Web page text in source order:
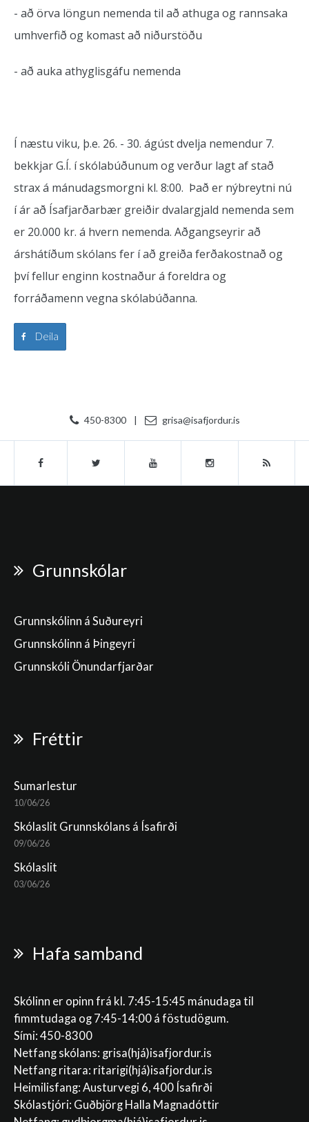
- að örva löngun nemenda til að athuga og rannsaka
umhverfið og komast að niðurstöðu
- að auka athyglisgáfu nemenda
Í næstu viku, þ.e. 26. - 30. ágúst dvelja nemendur 7.
bekkjar G.Í. í skólabúðunum og verður lagt af stað
strax á mánudagsmorgni kl. 8:00. Það er nýbreytni nú
í ár að Ísafjarðarbær greiðir dvalargjald nemenda sem
er 20.000 kr. á hvern nemenda. Aðgangseyrir að
árshátíðum skólans fer í að greiða ferðakostnað og
því fellur enginn kostnaður á foreldra og
forráðamenn vegna skólabúðanna.
Deila
450-8300 | grisa@isafjordur.is
Grunnskólar
Grunnskólinn á Suðureyri
Grunnskólinn á Þingeyri
Grunnskóli Önundarfjarðar
Fréttir
Sumarlestur
10/06/26
Skólaslit Grunnskólans á Ísafirði
09/06/26
Skólaslit
03/06/26
Hafa samband
Skólinn er opinn frá kl. 7:45-15:45 mánudaga til
fimmtudaga og 7:45-14:00 á föstudögum.
Sími: 450-8300
Netfang skólans: grisa(hjá)isafjordur.is
Netfang ritara: ritarigi(hjá)isafjordur.is
Heimilisfang: Austurvegi 6, 400 Ísafirði
Skólastjóri: Guðbjörg Halla Magnadóttir